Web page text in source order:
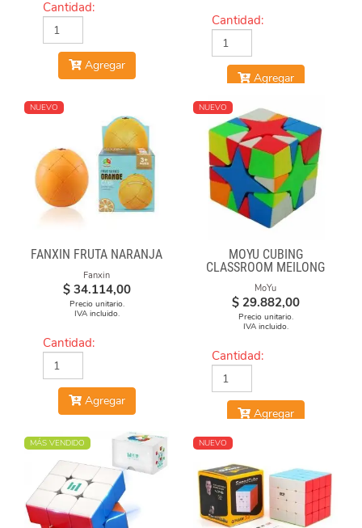
Cantidad:
Agregar
Cantidad:
Agregar
NUEVO
FANXIN FRUTA NARANJA
Fanxin
$ 34.114,00
Precio unitario.
IVA incluido.
Cantidad:
Agregar
NUEVO
MOYU CUBING
CLASSROOM MEILONG
POLARIS CUBE
STICKERLESS
MoYu
$ 29.882,00
Precio unitario.
IVA incluido.
Cantidad:
Agregar
MÁS VENDIDO NUEVO